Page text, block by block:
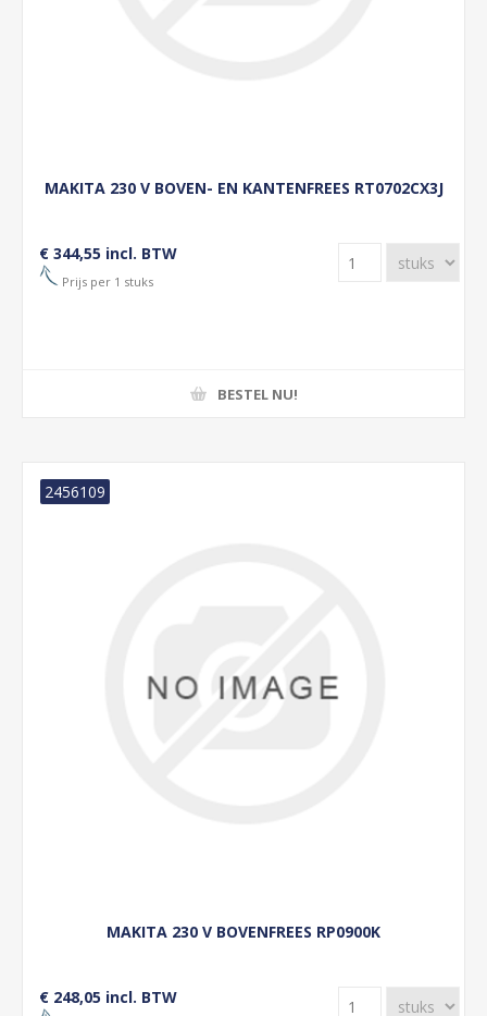
MAKITA 230 V BOVEN- EN KANTENFREES RT0702CX3J
€ 344,55 incl. BTW
Prijs per 1 stuks
BESTEL NU!
MAKITA 230 V BOVENFREES RP0900K
2456109
€ 248,05 incl. BTW